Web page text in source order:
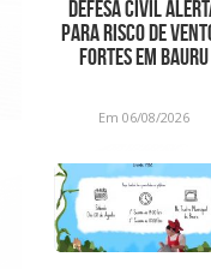
Defesa Civil
para risco de
fortes em Bauru
Em 06/08/2026